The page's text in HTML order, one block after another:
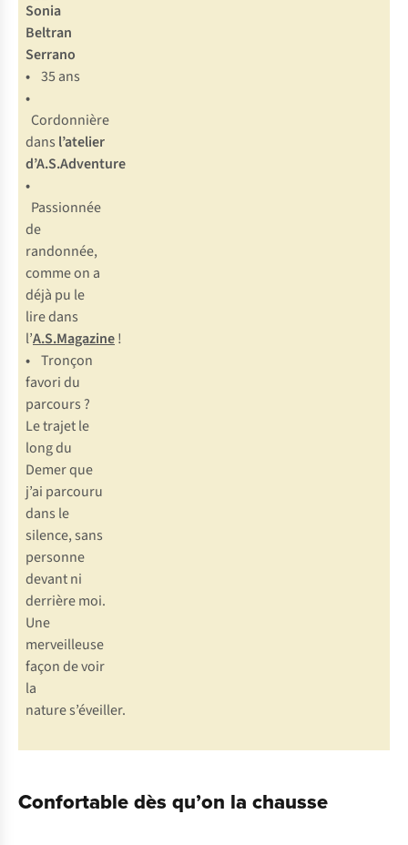
Sonia
Beltran
Serrano
• 35 ans
•
Cordonnière
dans l’atelier
d’A.S.Adventure
•
Passionnée
de
randonnée,
comme on a
déjà pu le
lire dans
l’A.S.Magazine!
• Tronçon
favori du
parcours ?
Le trajet le
long du
Demer que
j’ai parcouru
dans le
silence, sans
personne
devant ni
derrière moi.
Une
merveilleuse
façon de voir
la
nature s’éveiller.
Confortable dès qu’on la chausse